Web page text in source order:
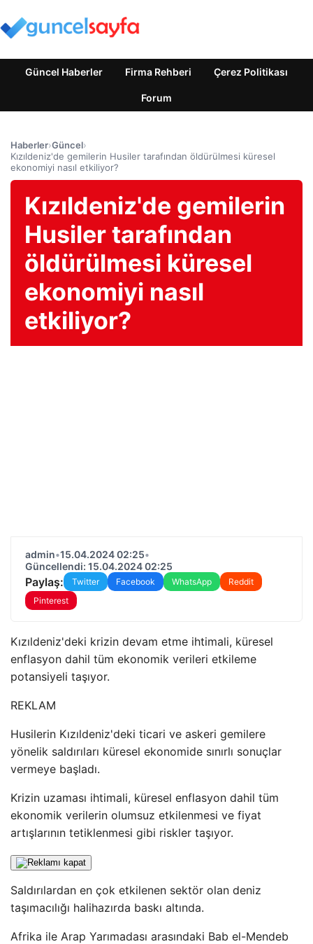
Güncel Haberler Firma Rehberi Çerez Politikası
Forum
Haberler›Güncel›
Kızıldeniz'de gemilerin Husiler tarafından öldürülmesi küresel
ekonomiyi nasıl etkiliyor?
Kızıldeniz'de gemilerin
Husiler tarafından
öldürülmesi küresel
ekonomiyi nasıl
etkiliyor?
admin•15.04.2024 02:25•
Güncellendi: 15.04.2024 02:25
Paylaş: Twitter Facebook WhatsApp
Reddit
Pinterest
Kızıldeniz'deki krizin devam etme ihtimali, küresel
enflasyon dahil tüm ekonomik verileri etkileme
potansiyeli taşıyor.
REKLAM
Husilerin Kızıldeniz'deki ticari ve askeri gemilere
yönelik saldırıları küresel ekonomide sınırlı sonuçlar
vermeye başladı.
Krizin uzaması ihtimali, küresel enflasyon dahil tüm
ekonomik verilerin olumsuz etkilenmesi ve fiyat
artışlarının tetiklenmesi gibi riskler taşıyor.
Saldırılardan en çok etkilenen sektör olan deniz
taşımacılığı halihazırda baskı altında.
Afrika ile Arap Yarımadası arasındaki Bab el-Mendeb